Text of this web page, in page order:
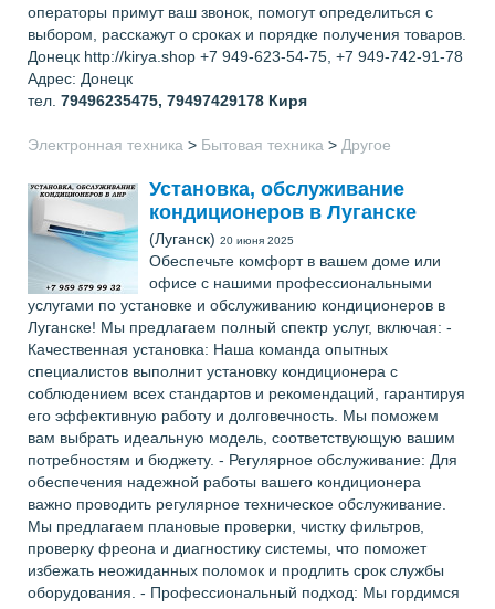
операторы примут ваш звонок, помогут определиться с
выбором, расскажут о сроках и порядке получения товаров.
Донецк http://kirya.shop +7 949-623-54-75, +7 949-742-91-78
Адрес: Донецк
тел. 79496235475, 79497429178 Киря
Электронная техника > Бытовая техника > Другое
Установка, обслуживание
кондиционеров в Луганске
(Луганск) 20 июня 2025
Обеспечьте комфорт в вашем доме или
офисе с нашими профессиональными
услугами по установке и обслуживанию кондиционеров в
Луганске! Мы предлагаем полный спектр услуг, включая: -
Качественная установка: Наша команда опытных
специалистов выполнит установку кондиционера с
соблюдением всех стандартов и рекомендаций, гарантируя
его эффективную работу и долговечность. Мы поможем
вам выбрать идеальную модель, соответствующую вашим
потребностям и бюджету. - Регулярное обслуживание: Для
обеспечения надежной работы вашего кондиционера
важно проводить регулярное техническое обслуживание.
Мы предлагаем плановые проверки, чистку фильтров,
проверку фреона и диагностику системы, что поможет
избежать неожиданных поломок и продлить срок службы
оборудования. - Профессиональный подход: Мы гордимся